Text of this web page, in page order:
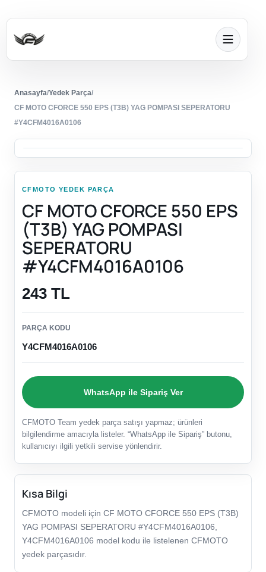
Anasayfa/Yedek Parça/
CF MOTO CFORCE 550 EPS (T3B) YAG POMPASI SEPERATORU
#Y4CFM4016A0106
CFMOTO YEDEK PARÇA
CF MOTO CFORCE 550 EPS
(T3B) YAG POMPASI
SEPERATORU
#Y4CFM4016A0106
243 TL
PARÇA KODU
Y4CFM4016A0106
WhatsApp ile Sipariş Ver
CFMOTO Team yedek parça satışı yapmaz; ürünleri
bilgilendirme amacıyla listeler. “WhatsApp ile Sipariş” butonu,
kullanıcıyı ilgili yetkili servise yönlendirir.
Kısa Bilgi
CFMOTO modeli için CF MOTO CFORCE 550 EPS (T3B)
YAG POMPASI SEPERATORU #Y4CFM4016A0106,
Y4CFM4016A0106 model kodu ile listelenen CFMOTO
yedek parçasıdır.